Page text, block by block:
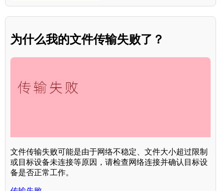
为什么我的文件传输失败了？
文件传输失败可能是由于网络不稳定、文件大小超过限制
或目标设备未连接等原因，请检查网络连接并确认目标设
备是否正常工作。